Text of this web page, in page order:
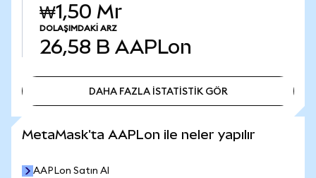
₩1,50 Mr
DOLAŞIMDAKI ARZ
26,58 B AAPLon
DAHA FAZLA İSTATİSTİK GÖR
MetaMask'ta AAPLon ile neler yapılır
AAPLon Satın Al